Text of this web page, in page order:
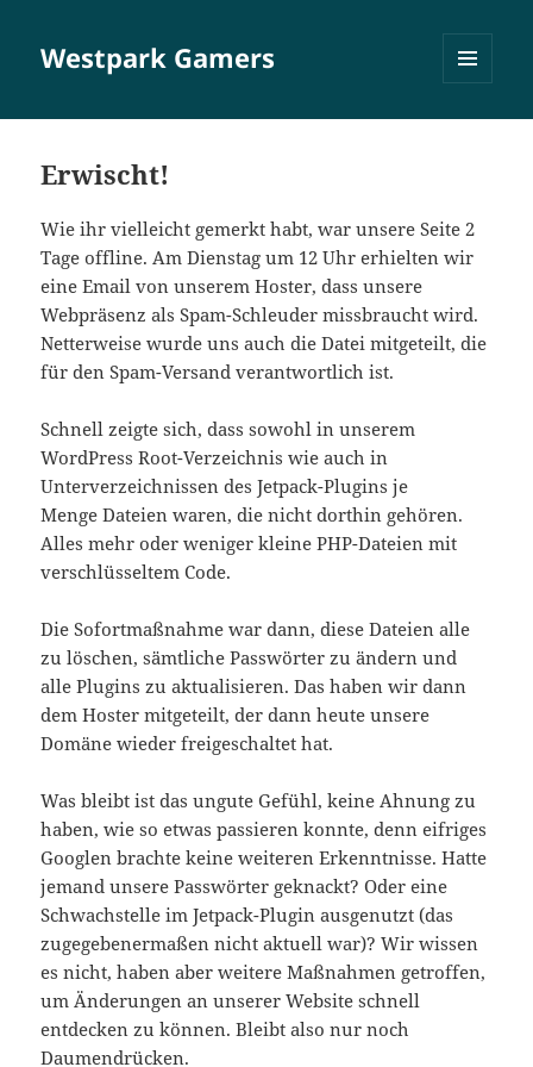
Westpark Gamers
Erwischt!
Wie ihr vielleicht gemerkt habt, war unsere Seite 2
Tage offline. Am Dienstag um 12 Uhr erhielten wir
eine Email von unserem Hoster, dass unsere
Webpräsenz als Spam-Schleuder missbraucht wird.
Netterweise wurde uns auch die Datei mitgeteilt, die
für den Spam-Versand verantwortlich ist.
Schnell zeigte sich, dass sowohl in unserem
WordPress Root-Verzeichnis wie auch in
Unterverzeichnissen des Jetpack-Plugins je
Menge Dateien waren, die nicht dorthin gehören.
Alles mehr oder weniger kleine PHP-Dateien mit
verschlüsseltem Code.
Die Sofortmaßnahme war dann, diese Dateien alle
zu löschen, sämtliche Passwörter zu ändern und
alle Plugins zu aktualisieren. Das haben wir dann
dem Hoster mitgeteilt, der dann heute unsere
Domäne wieder freigeschaltet hat.
Was bleibt ist das ungute Gefühl, keine Ahnung zu
haben, wie so etwas passieren konnte, denn eifriges
Googlen brachte keine weiteren Erkenntnisse. Hatte
jemand unsere Passwörter geknackt? Oder eine
Schwachstelle im Jetpack-Plugin ausgenutzt (das
zugegebenermaßen nicht aktuell war)? Wir wissen
es nicht, haben aber weitere Maßnahmen getroffen,
um Änderungen an unserer Website schnell
entdecken zu können. Bleibt also nur noch
Daumendrücken.